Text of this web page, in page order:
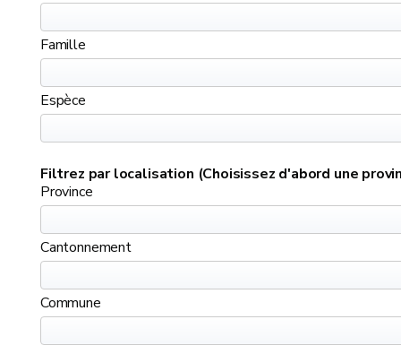
Famille
Espèce
Filtrez par localisation (Choisissez d'abord une
Province
Cantonnement
Commune